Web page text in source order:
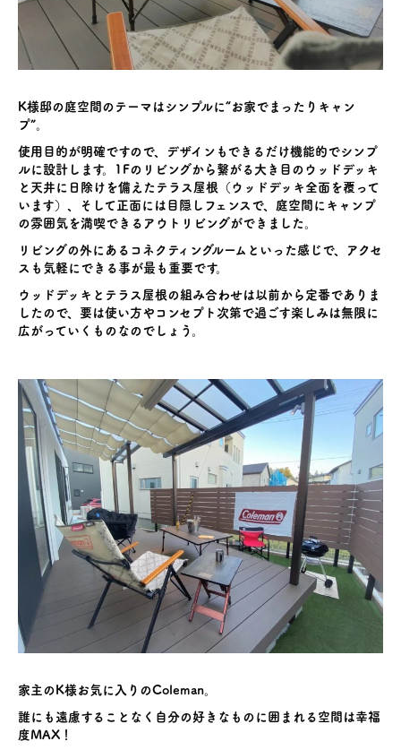
K様邸の庭空間のテーマはシンプルに“お家でまったりキャン
プ”。
使用目的が明確ですので、デザインもできるだけ機能的でシンプ
ルに設計します。1Fのリビングから繋がる大き目のウッドデッキ
と天井に日除けを備えたテラス屋根（ウッドデッキ全面を覆って
います）、そして正面には目隠しフェンスで、庭空間にキャンプ
の雰囲気を満喫できるアウトリビングができました。
リビングの外にあるコネクティングルームといった感じで、アクセ
スも気軽にできる事が最も重要です。
ウッドデッキとテラス屋根の組み合わせは以前から定番でありま
したので、要は使い方やコンセプト次第で過ごす楽しみは無限に
広がっていくものなのでしょう。
家主のK様お気に入りのColeman。
誰にも遠慮することなく自分の好きなものに囲まれる空間は幸福
度MAX！